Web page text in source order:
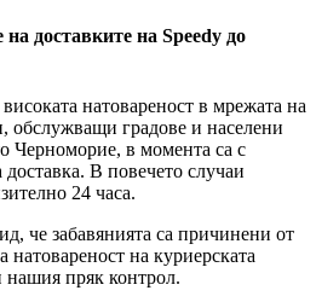
доставките на Speedy до
натовареност в мрежата на
обслужващи градове и населени
Черноморие, в момента са с
В повечето случаи
24 часа.
че забавянията са причинени от
натовареност на куриерската
нашия пряк контрол.